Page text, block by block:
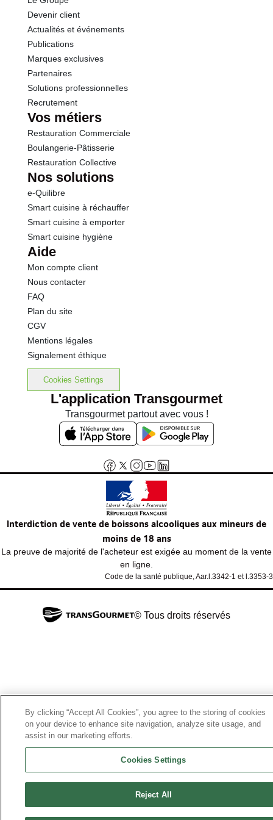
Devenir client
Actualités et événements
Publications
Marques exclusives
Partenaires
Solutions professionnelles
Recrutement
Vos métiers
Restauration Commerciale
Boulangerie-Pâtisserie
Restauration Collective
Nos solutions
e-Quilibre
Smart cuisine à réchauffer
Smart cuisine à emporter
Smart cuisine hygiène
Aide
Mon compte client
Nous contacter
FAQ
Plan du site
CGV
Mentions légales
Signalement éthique
Cookies Settings
L'application Transgourmet
Transgourmet partout avec vous !
Interdiction de vente de boissons alcooliques aux mineurs de
moins de 18 ans
La preuve de majorité de l'acheteur est exigée au moment de la vente
en ligne.
Code de la santé publique, Aar.l.3342-1 et l.3353-3
© Tous droits réservés
By clicking “Accept All Cookies”, you agree to the storing of cookies
on your device to enhance site navigation, analyze site usage, and
assist in our marketing efforts.
Cookies Settings
Reject All